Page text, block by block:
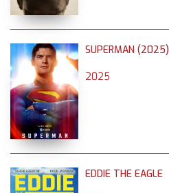
SUPERMAN (2025)
2025
EDDIE THE EAGLE